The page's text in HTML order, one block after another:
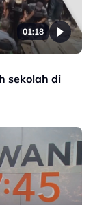
01:18
sekolah di